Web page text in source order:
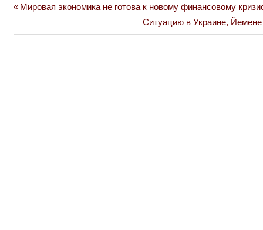
Навигация
по
Previous
Мировая экономика не готова к новому финансовому
Next
Post:
Ситуацию в Украине,